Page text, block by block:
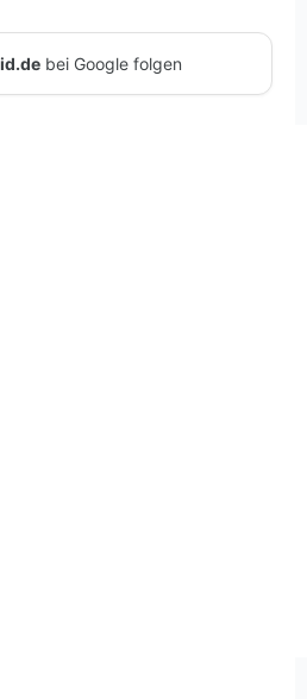
bei Google folgen